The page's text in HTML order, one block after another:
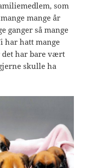
som
mange år
ganger så mange
har hatt mange
det har bare vært
skulle ha